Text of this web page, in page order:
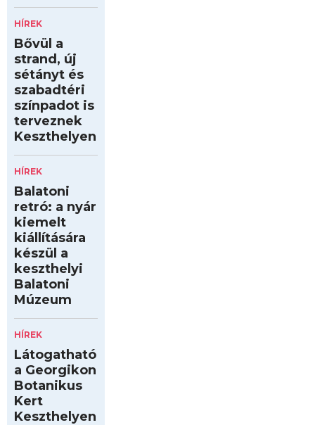
HÍREK
Bővül a
strand, új
sétányt és
szabadtéri
színpadot is
terveznek
Keszthelyen
HÍREK
Balatoni
retró: a nyár
kiemelt
kiállítására
készül a
keszthelyi
Balatoni
Múzeum
HÍREK
Látogatható
a Georgikon
Botanikus
Kert
Keszthelyen